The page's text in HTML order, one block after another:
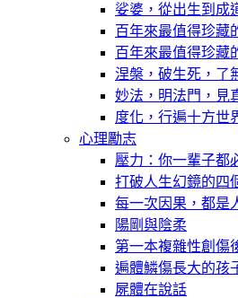
娑婆，從出生到成
百年來最值得珍藏
百年來最值得珍藏
涅槃，破生死，了
妙法，明法門，見
度化，行遍十方世
心理勵志
壓力：你一輩子都
打破人生幻鏡的四
每一次因果，都是
陽剛與陰柔
第一本複雜性創傷
遍體鱗傷長大的孩
屍體在說話